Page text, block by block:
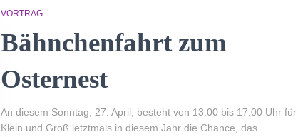
VORTRAG
Bähnchenfahrt zum
Osternest
An diesem Sonntag, 27. April, besteht von 13:00 bis 17:00 Uhr für
Klein und Groß letztmals in diesem Jahr die Chance, das